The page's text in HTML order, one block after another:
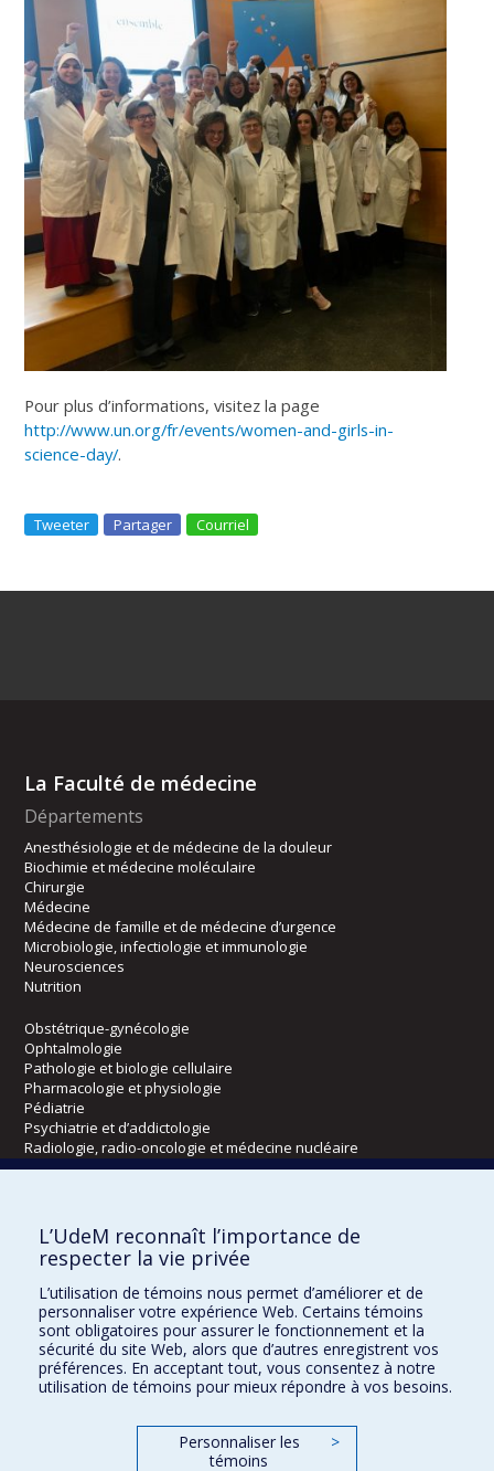
Pour plus d’informations, visitez la page
http://www.un.org/fr/events/women-and-girls-in-
science-day/.
Tweeter Partager Courriel
La Faculté de médecine
Départements
Anesthésiologie et de médecine de la douleur
Biochimie et médecine moléculaire
Chirurgie
Médecine
Médecine de famille et de médecine d’urgence
Microbiologie, infectiologie et immunologie
Neurosciences
Nutrition
Obstétrique-gynécologie
Ophtalmologie
Pathologie et biologie cellulaire
Pharmacologie et physiologie
Pédiatrie
Psychiatrie et d’addictologie
Radiologie, radio-oncologie et médecine nucléaire
Kinésiologie et des sciences de l’activité physique
Orthophonie et audiologie
Réadaptation
Directions
DPC
CPASS
L’UdeM reconnaît l’importance de
respecter la vie privée
L’utilisation de témoins nous permet d’améliorer et de
personnaliser votre expérience Web. Certains témoins
sont obligatoires pour assurer le fonctionnement et la
sécurité du site Web, alors que d’autres enregistrent vos
préférences. En acceptant tout, vous consentez à notre
utilisation de témoins pour mieux répondre à vos besoins.
Personnaliser les
témoins
>